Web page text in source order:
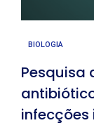
BIOLOGIA
Pesquisa
infecções